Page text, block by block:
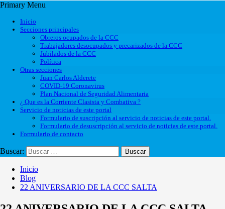
Primary Menu
Inicio
Secciones principales
Obreros ocupados de la CCC
Trabajadores desocupados y precarizados de la CCC
Jubilados de la CCC
Política
Otras secciones
Juan Carlos Alderete
COVID-19 Coronavirus
Plan Nacional de Seguridad Alimentaria
¿ Que es la Corriente Clasista y Combativa ?
Servicio de noticias de este portal
Formulario de suscripción al servicio de noticias de este portal.
Formulario de desuscripción al servicio de noticias de este portal.
Formulario de contacto
Buscar:
Inicio
Blog
22 ANIVERSARIO DE LA CCC SALTA